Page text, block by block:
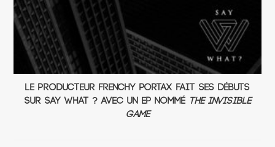
Le producteur frenchy Portax fait ses débuts
sur SAY WHAT ? avec un EP nommé The Invisible
Game